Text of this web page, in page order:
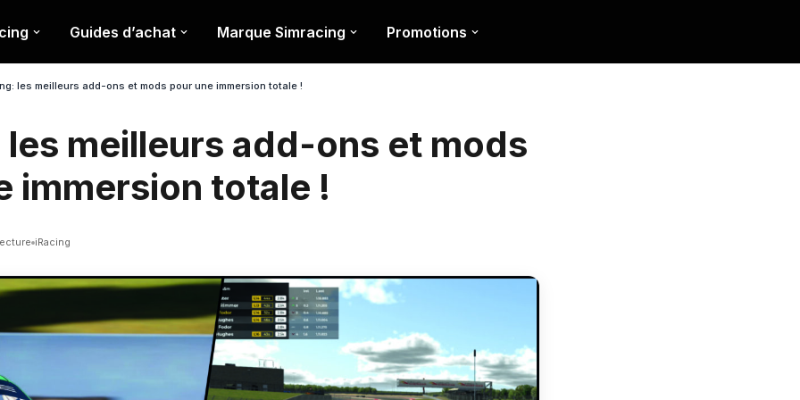
Guides d’achat Marque Simracing Promotions
les meilleurs add-ons et mods pour une immersion totale !
les meilleurs add-ons et mods
immersion totale !
iRacing